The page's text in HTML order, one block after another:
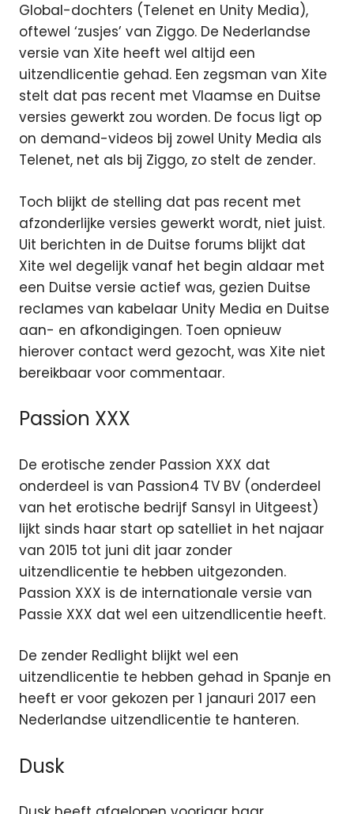
Global-dochters (Telenet en Unity Media),
oftewel ‘zusjes’ van Ziggo. De Nederlandse
versie van Xite heeft wel altijd een
uitzendlicentie gehad. Een zegsman van Xite
stelt dat pas recent met Vlaamse en Duitse
versies gewerkt zou worden. De focus ligt op
on demand-videos bij zowel Unity Media als
Telenet, net als bij Ziggo, zo stelt de zender.
Toch blijkt de stelling dat pas recent met
afzonderlijke versies gewerkt wordt, niet juist.
Uit berichten in de Duitse forums blijkt dat
Xite wel degelijk vanaf het begin aldaar met
een Duitse versie actief was, gezien Duitse
reclames van kabelaar Unity Media en Duitse
aan- en afkondigingen. Toen opnieuw
hierover contact werd gezocht, was Xite niet
bereikbaar voor commentaar.
Passion XXX
De erotische zender Passion XXX dat
onderdeel is van Passion4 TV BV (onderdeel
van het erotische bedrijf Sansyl in Uitgeest)
lijkt sinds haar start op satelliet in het najaar
van 2015 tot juni dit jaar zonder
uitzendlicentie te hebben uitgezonden.
Passion XXX is de internationale versie van
Passie XXX dat wel een uitzendlicentie heeft.
De zender Redlight blijkt wel een
uitzendlicentie te hebben gehad in Spanje en
heeft er voor gekozen per 1 janauri 2017 een
Nederlandse uitzendlicentie te hanteren.
Dusk